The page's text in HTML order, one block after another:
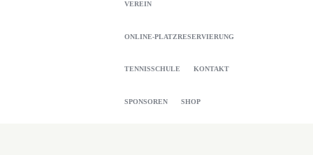
VEREIN
ONLINE-PLATZRESERVIERUNG
TENNISSCHULE KONTAKT
SPONSOREN SHOP